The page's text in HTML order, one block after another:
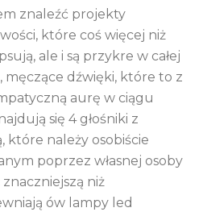
znaleźć projekty
które coś więcej niż
ale i są przykre w całej
męczące dźwięki, które to z
aurę w ciągu
się 4 głośniki z
które należy osobiście
poprzez własnej osoby
niż
ów lampy led